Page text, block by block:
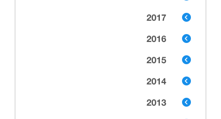
2017
2016
2015
2014
2013